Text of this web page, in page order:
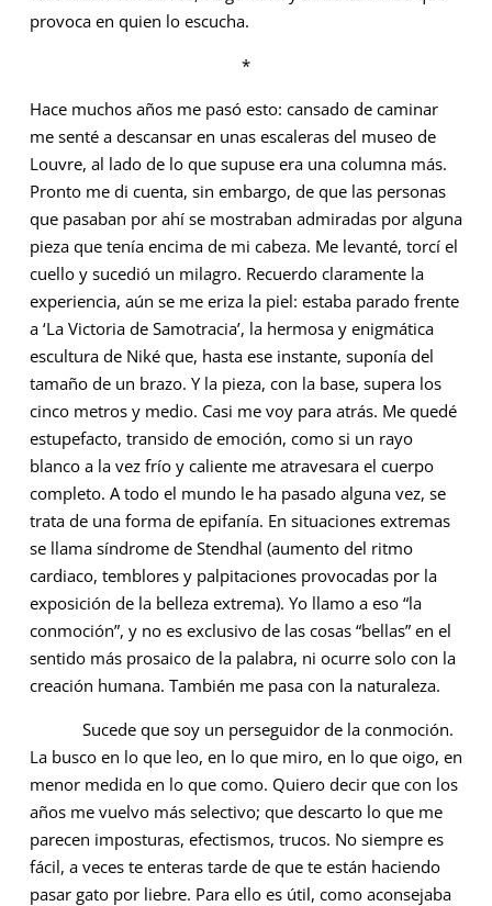
provoca en quien lo escucha.
*
Hace muchos años me pasó esto: cansado de caminar
me senté a descansar en unas escaleras del museo de
Louvre, al lado de lo que supuse era una columna más.
Pronto me di cuenta, sin embargo, de que las personas
que pasaban por ahí se mostraban admiradas por alguna
pieza que tenía encima de mi cabeza. Me levanté, torcí el
cuello y sucedió un milagro. Recuerdo claramente la
experiencia, aún se me eriza la piel: estaba parado frente
a ‘La Victoria de Samotracia’, la hermosa y enigmática
escultura de Niké que, hasta ese instante, suponía del
tamaño de un brazo. Y la pieza, con la base, supera los
cinco metros y medio. Casi me voy para atrás. Me quedé
estupefacto, transido de emoción, como si un rayo
blanco a la vez frío y caliente me atravesara el cuerpo
completo. A todo el mundo le ha pasado alguna vez, se
trata de una forma de epifanía. En situaciones extremas
se llama síndrome de Stendhal (aumento del ritmo
cardiaco, temblores y palpitaciones provocadas por la
exposición de la belleza extrema). Yo llamo a eso “la
conmoción”, y no es exclusivo de las cosas “bellas” en el
sentido más prosaico de la palabra, ni ocurre solo con la
creación humana. También me pasa con la naturaleza.
Sucede que soy un perseguidor de la conmoción.
La busco en lo que leo, en lo que miro, en lo que oigo, en
menor medida en lo que como. Quiero decir que con los
años me vuelvo más selectivo; que descarto lo que me
parecen imposturas, efectismos, trucos. No siempre es
fácil, a veces te enteras tarde de que te están haciendo
pasar gato por liebre. Para ello es útil, como aconsejaba